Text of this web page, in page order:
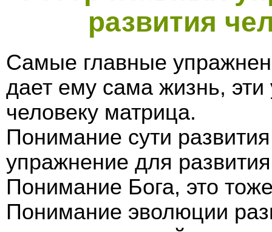
развития
Самые главные
дает ему сама жизнь,
человеку матрица.
Понимание сути
упражнение для
Понимание Бога, это
Понимание эволюции